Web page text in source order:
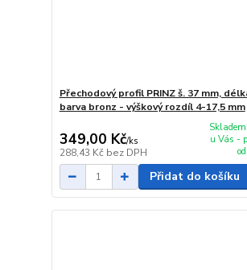
Přechodový profil PRINZ š. 37 mm,
barva bronz - výškový rozdíl 4-17,5 mm
349,00 Kč/ks
288,43 Kč bez DPH
u Vás -
Přidat do košíku